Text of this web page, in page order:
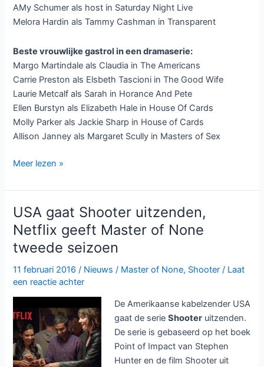
AMy Schumer als host in Saturday Night Live
Melora Hardin als Tammy Cashman in Transparent
Beste vrouwlijke gastrol in een dramaserie:
Margo Martindale als Claudia in The Americans
Carrie Preston als Elsbeth Tascioni in The Good Wife
Laurie Metcalf als Sarah in Horance And Pete
Ellen Burstyn als Elizabeth Hale in House Of Cards
Molly Parker als Jackie Sharp in House of Cards
Allison Janney als Margaret Scully in Masters of Sex
Nomaties
2016
bekend:
Game
of
Thones,
Crime
Fargo
aan
kop
Meer lezen »
USA gaat Shooter uitzenden,
Netflix geeft Master of None
tweede seizoen
11 februari 2016/ Nieuws / Master of None, Shooter / Laat
een reactie achter
De Amerikaanse kabelzender USA
gaat de serieShooter uitzenden.
De serie is gebaseerd op het boek
Point of Impact van Stephen
Hunter en de film Shooter uit